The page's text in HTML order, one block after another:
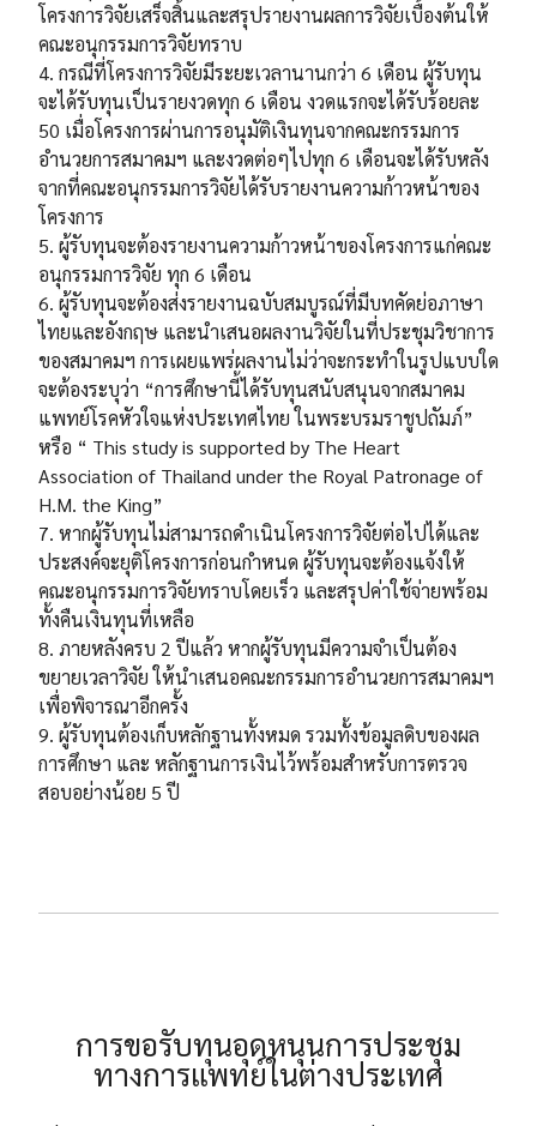
โครงการวิจัยเสร็จสิ้นและสรุปรายงานผลการวิจัยเบื้องต้นให้
คณะอนุกรรมการวิจัยทราบ
4. กรณีที่โครงการวิจัยมีระยะเวลานานกว่า 6 เดือน ผู้รับทุน
จะได้รับทุนเป็นรายงวดทุก 6 เดือน งวดแรกจะได้รับร้อยละ
50 เมื่อโครงการผ่านการอนุมัติเงินทุนจากคณะกรรมการ
อำนวยการสมาคมฯ และงวดต่อๆไปทุก 6 เดือนจะได้รับหลัง
จากที่คณะอนุกรรมการวิจัยได้รับรายงานความก้าวหน้าของ
โครงการ
5. ผู้รับทุนจะต้องรายงานความก้าวหน้าของโครงการแก่คณะ
อนุกรรมการวิจัย ทุก 6 เดือน
6. ผู้รับทุนจะต้องส่งรายงานฉบับสมบูรณ์ที่มีบทคัดย่อภาษา
ไทยและอังกฤษ และนำเสนอผลงานวิจัยในที่ประชุมวิชาการ
ของสมาคมฯ การเผยแพร่ผลงานไม่ว่าจะกระทำในรูปแบบใด
จะต้องระบุว่า “การศึกษานี้ได้รับทุนสนับสนุนจากสมาคม
แพทย์โรคหัวใจแห่งประเทศไทย ในพระบรมราชูปถัมภ์”
หรือ “ This study is supported by The Heart
Association of Thailand under the Royal Patronage of
H.M. the King”
7. หากผู้รับทุนไม่สามารถดำเนินโครงการวิจัยต่อไปได้และ
ประสงค์จะยุติโครงการก่อนกำหนด ผู้รับทุนจะต้องแจ้งให้
คณะอนุกรรมการวิจัยทราบโดยเร็ว และสรุปค่าใช้จ่ายพร้อม
ทั้งคืนเงินทุนที่เหลือ
8. ภายหลังครบ 2 ปีแล้ว หากผู้รับทุนมีความจำเป็นต้อง
ขยายเวลาวิจัย ให้นำเสนอคณะกรรมการอำนวยการสมาคมฯ
เพื่อพิจารณาอีกครั้ง
9. ผู้รับทุนต้องเก็บหลักฐานทั้งหมด รวมทั้งข้อมูลดิบของผล
การศึกษา และ หลักฐานการเงินไว้พร้อมสำหรับการตรวจ
สอบอย่างน้อย 5 ปี
การขอรับทุนอุดหนุนการประชุม
ทางการแพทย์ในต่างประเทศ